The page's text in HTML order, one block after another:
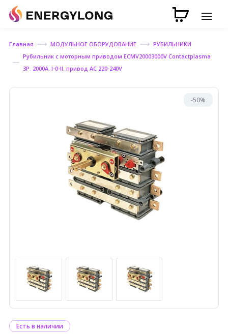
Главная МОДУЛЬНОЕ ОБОРУДОВАНИЕ
РУБИЛЬНИКИ
Рубильник с моторным приводом ECMV20003000V Contactplasma
3P. 2000А. I-0-II. привод AC 220-240V
-50%
Есть в наличии